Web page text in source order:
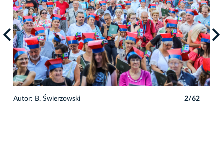
Autor: B. Świerzowski 2/62